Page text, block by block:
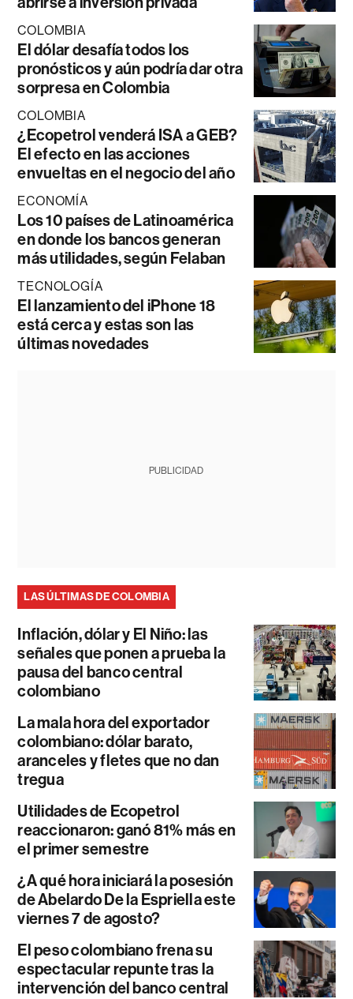
COLOMBIA
El dólar desafía todos los
pronósticos y aún podría dar otra
sorpresa en Colombia
COLOMBIA
¿Ecopetrol venderá ISA a GEB?
El efecto en las acciones
envueltas en el negocio del año
ECONOMÍA
Los 10 países de Latinoamérica
en donde los bancos generan
más utilidades, según Felaban
TECNOLOGÍA
El lanzamiento del iPhone 18
está cerca y estas son las
últimas novedades
PUBLICIDAD
LAS ÚLTIMAS DE COLOMBIA
Inflación, dólar y El Niño: las
señales que ponen a prueba la
pausa del banco central
colombiano
La mala hora del exportador
colombiano: dólar barato,
aranceles y fletes que no dan
tregua
Utilidades de Ecopetrol
reaccionaron: ganó 81% más en
el primer semestre
¿A qué hora iniciará la posesión
de Abelardo De la Espriella este
viernes 7 de agosto?
El peso colombiano frena su
espectacular repunte tras la
intervención del banco central